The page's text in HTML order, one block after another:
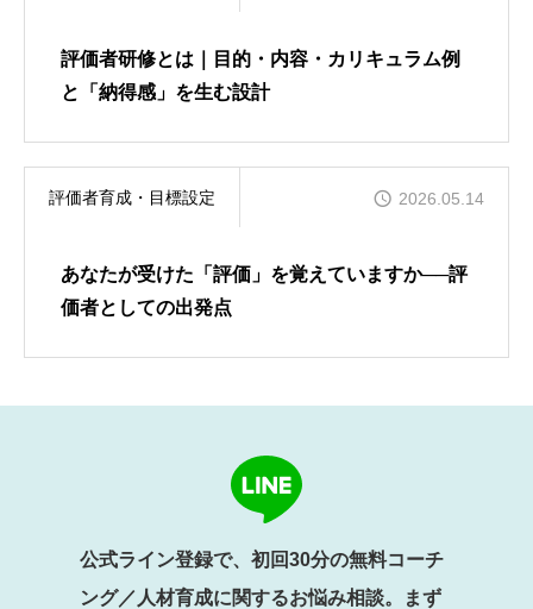
COMPANY
会社概要と代表紹介
評価者研修とは｜目的・内容・カリキュラム例
と「納得感」を生む設計
評価者育成・目標設定 2026.05.14
あなたが受けた「評価」を覚えていますか──評
価者としての出発点
公式ライン登録で、初回30分の無料コーチ
ング／人材育成に関するお悩み相談。まず